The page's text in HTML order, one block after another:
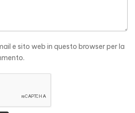
e sito web in questo browser per la